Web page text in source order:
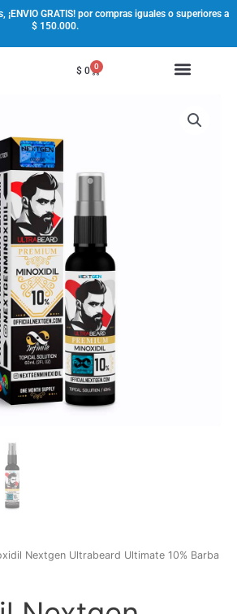
¡ENVIO GRATIS! por compras iguales o superiores a
$ 150.000.
$0 0
Cart
Nextgen Ultrabeard Ultimate 10% Barba